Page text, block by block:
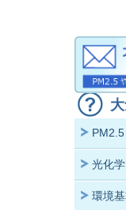
PM2.5
光化
環境